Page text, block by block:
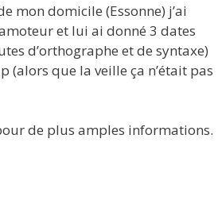
mon domicile (Essonne) j’ai
et lui ai donné 3 dates
d’orthographe et de syntaxe)
(alors que la veille ça n’était pas
de plus amples informations.